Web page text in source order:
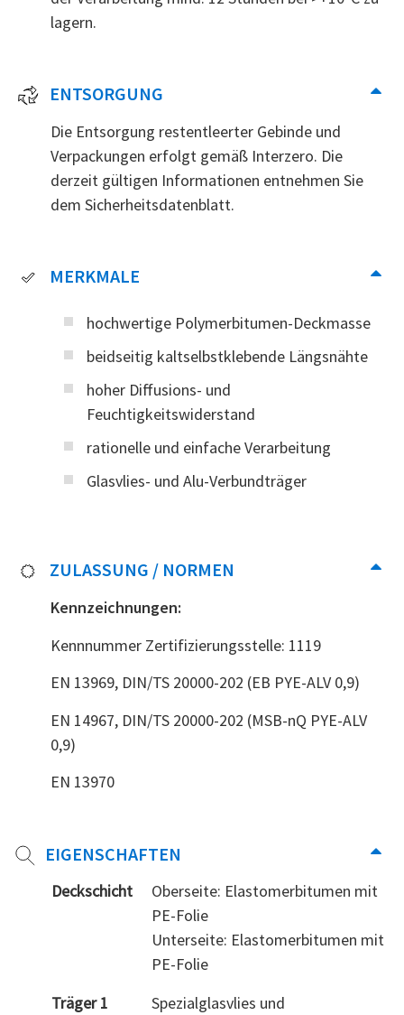
lagern.
ENTSORGUNG
Die Entsorgung restentleerter Gebinde und
Verpackungen erfolgt gemäß Interzero. Die
derzeit gültigen Informationen entnehmen Sie
dem Sicherheitsdatenblatt.
MERKMALE
hochwertige Polymerbitumen-Deckmasse
beidseitig kaltselbstklebende Längsnähte
hoher Diffusions- und
Feuchtigkeitswiderstand
rationelle und einfache Verarbeitung
Glasvlies- und Alu-Verbundträger
ZULASSUNG / NORMEN
Kennzeichnungen:
Kennnummer Zertifizierungsstelle: 1119
EN 13969, DIN/TS 20000-202 (EB PYE-ALV 0,9)
EN 14967, DIN/TS 20000-202 (MSB-nQ PYE-ALV
0,9)
EN 13970
EIGENSCHAFTEN
Deckschicht
Oberseite: Elastomerbitumen mit
PE-Folie
Unterseite: Elastomerbitumen mit
PE-Folie
Träger 1
Spezialglasvlies und